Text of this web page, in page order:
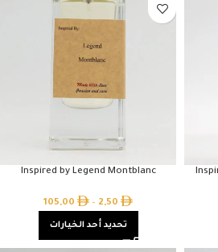
Inspired by Legend Montblanc
2,50
–
105,00
تحديد أحد الخيارات